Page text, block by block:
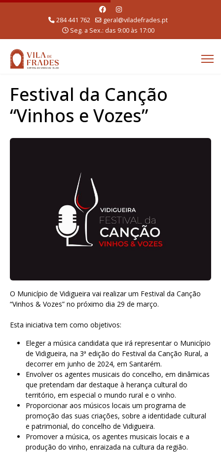
284 441 762
geral@viladefrades.pt
Seg. a Sex.: das 9:00 às 17:00
Festival da Canção
“Vinhos e Vozes”
O Município de Vidigueira vai realizar um Festival da Canção
“Vinhos & Vozes” no próximo dia 29 de março.
Esta iniciativa tem como objetivos:
Eleger a música candidata que irá representar o Município
de Vidigueira, na 3ª edição do Festival da Canção Rural, a
decorrer em junho de 2024, em Santarém.
Envolver os agentes musicais do concelho, em dinâmicas
que pretendam dar destaque à herança cultural do
território, em especial o mundo rural e o vinho.
Proporcionar aos músicos locais um programa de
promoção das suas criações, sobre a identidade cultural
e patrimonial, do concelho de Vidigueira.
Promover a música, os agentes musicais locais e a
produção do vinho, enraizada na cultura da região.